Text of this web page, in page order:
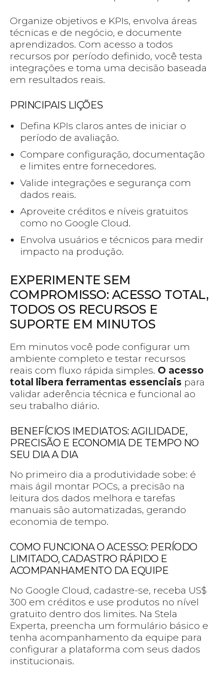
Organize objetivos e KPIs, envolva áreas
técnicas e de negócio, e documente
aprendizados. Com acesso a todos
recursos por período definido, você testa
integrações e toma uma decisão baseada
em resultados reais.
PRINCIPAIS LIÇÕES
Defina KPIs claros antes de iniciar o
período de avaliação.
Compare configuração, documentação
e limites entre fornecedores.
Valide integrações e segurança com
dados reais.
Aproveite créditos e níveis gratuitos
como no Google Cloud.
Envolva usuários e técnicos para medir
impacto na produção.
EXPERIMENTE SEM
COMPROMISSO: ACESSO TOTAL,
TODOS OS RECURSOS E
SUPORTE EM MINUTOS
Em minutos você pode configurar um
ambiente completo e testar recursos
reais com fluxo rápida simples. O acesso
total libera ferramentas essenciais para
validar aderência técnica e funcional ao
seu trabalho diário.
BENEFÍCIOS IMEDIATOS: AGILIDADE,
PRECISÃO E ECONOMIA DE TEMPO NO
SEU DIA A DIA
No primeiro dia a produtividade sobe: é
mais ágil montar POCs, a precisão na
leitura dos dados melhora e tarefas
manuais são automatizadas, gerando
economia de tempo.
COMO FUNCIONA O ACESSO: PERÍODO
LIMITADO, CADASTRO RÁPIDO E
ACOMPANHAMENTO DA EQUIPE
No Google Cloud, cadastre-se, receba US$
300 em créditos e use produtos no nível
gratuito dentro dos limites. Na Stela
Experta, preencha um formulário básico e
tenha acompanhamento da equipe para
configurar a plataforma com seus dados
institucionais.